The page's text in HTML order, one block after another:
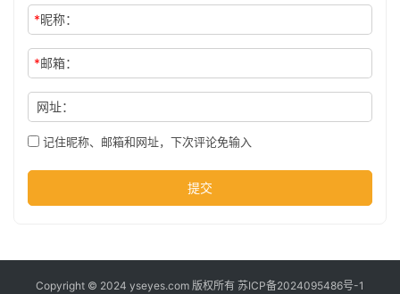
尚
*昵称：
*邮箱：
网址：
记住昵称、邮箱和网址，下次评论免输入
提交
Copyright © 2024 yseyes.com 版权所有 苏ICP备2024095486号-1